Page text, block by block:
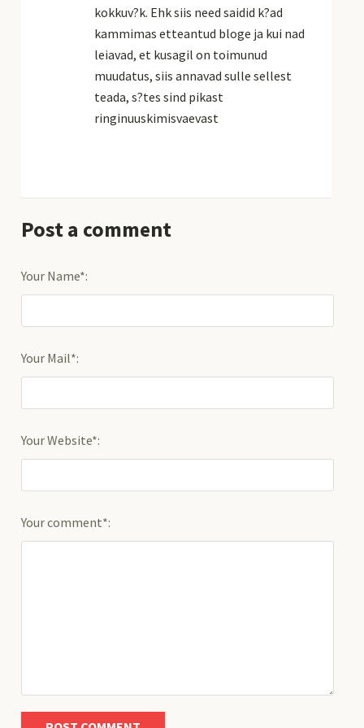
kokkuv?k. Ehk siis need saidid k?ad
kammimas etteantud bloge ja kui nad
leiavad, et kusagil on toimunud
muudatus, siis annavad sulle sellest
teada, s?tes sind pikast
ringinuuskimisvaevast
Post a comment
Your Name*:
Your Mail*:
Your Website*:
Your comment*: